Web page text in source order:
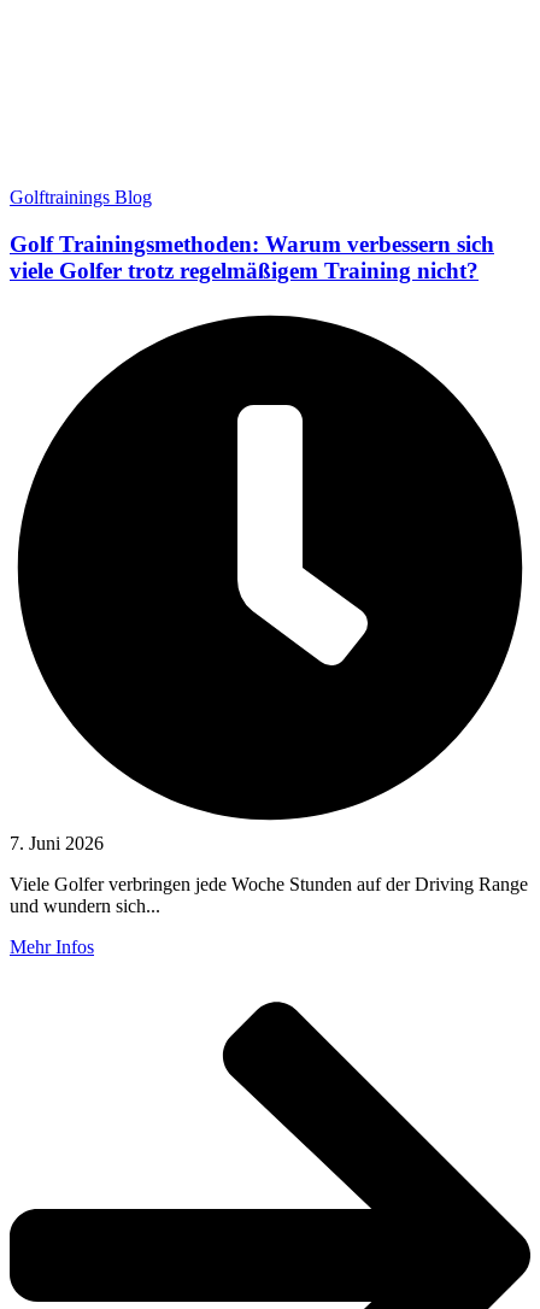
Golftrainings Blog
Golf Trainingsmethoden: Warum verbessern sich
viele Golfer trotz regelmäßigem Training nicht?
7. Juni 2026
Viele Golfer verbringen jede Woche Stunden auf der Driving Range
und wundern sich...
Mehr Infos